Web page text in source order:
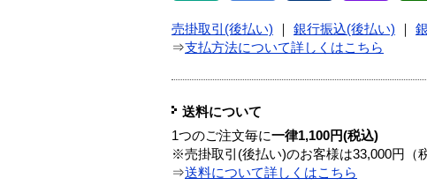
売掛取引(後払い) 銀行振込(後払い)
⇒支払方法について詳しくはこちら
送料について
1つのご注文毎に一律1,100円(税込)
※売掛取引(後払い)のお客様は33,000円（
⇒送料について詳しくはこちら